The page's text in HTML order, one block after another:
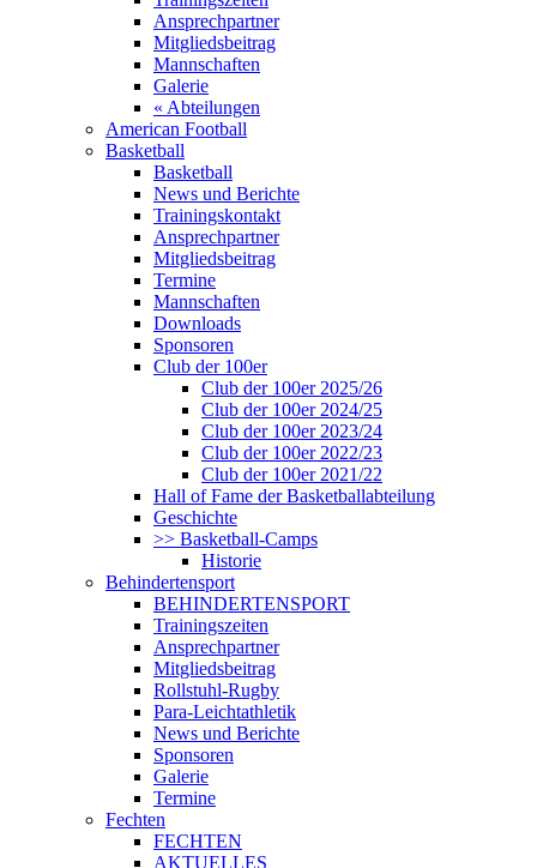
Ansprechpartner
Mitgliedsbeitrag
Mannschaften
Galerie
« Abteilungen
American Football
Basketball
Basketball
News und Berichte
Trainingskontakt
Ansprechpartner
Mitgliedsbeitrag
Termine
Mannschaften
Downloads
Sponsoren
Club der 100er
Club der 100er 2025/26
Club der 100er 2024/25
Club der 100er 2023/24
Club der 100er 2022/23
Club der 100er 2021/22
Hall of Fame der Basketballabteilung
Geschichte
>> Basketball-Camps
Historie
Behindertensport
BEHINDERTENSPORT
Trainingszeiten
Ansprechpartner
Mitgliedsbeitrag
Rollstuhl-Rugby
Para-Leichtathletik
News und Berichte
Sponsoren
Galerie
Termine
Fechten
FECHTEN
AKTUELLES